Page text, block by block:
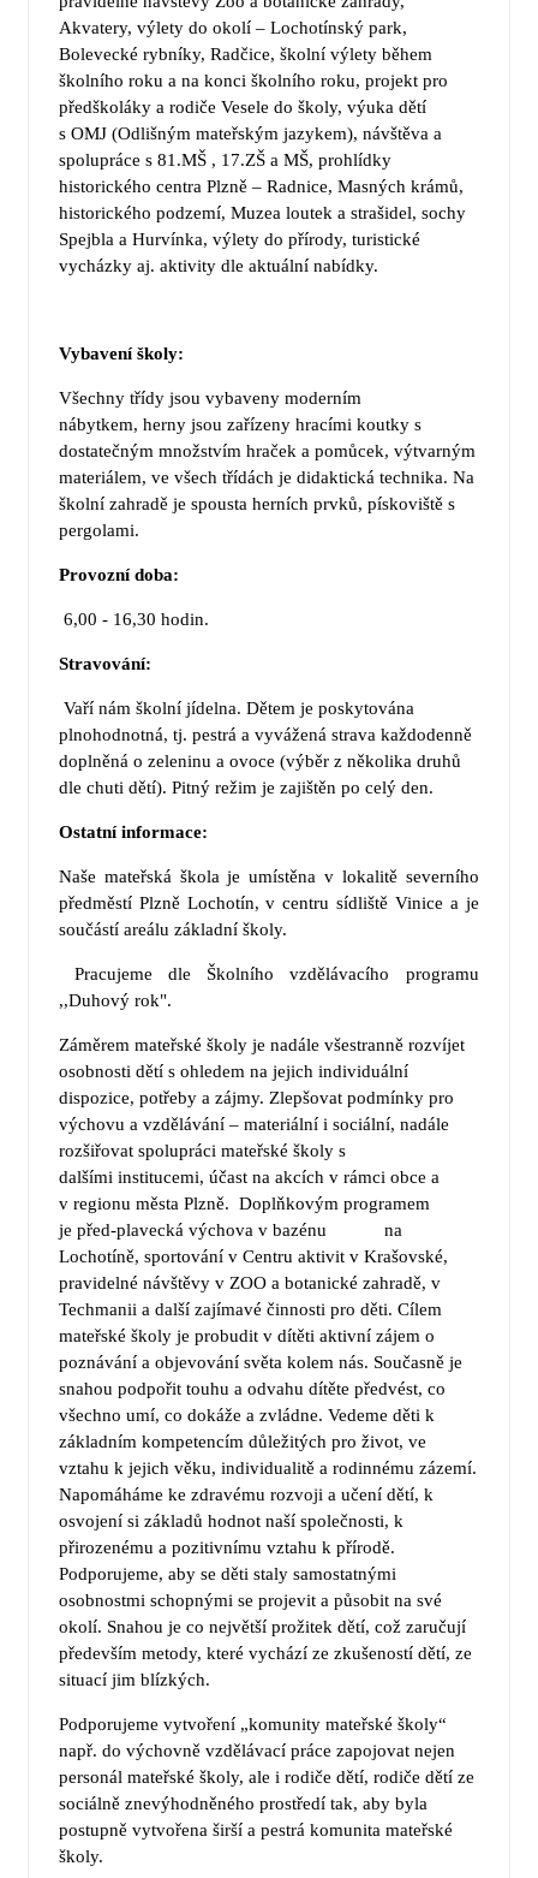
Akvatery, výlety do okolí – Lochotínský park,
Bolevecké rybníky, Radčice, školní výlety během
školního roku a na konci školního roku, projekt pro
předškoláky a rodiče Vesele do školy, výuka dětí
s OMJ (Odlišným mateřským jazykem), návštěva a
spolupráce s 81.MŠ , 17.ZŠ a MŠ, prohlídky
historického centra Plzně – Radnice, Masných krámů,
historického podzemí, Muzea loutek a strašidel, sochy
Spejbla a Hurvínka, výlety do přírody, turistické
vycházky aj. aktivity dle aktuální nabídky.
Vybavení školy:
Všechny třídy jsou vybaveny moderním
nábytkem, herny jsou zařízeny hracími koutky s
dostatečným množstvím hraček a pomůcek, výtvarným
materiálem, ve všech třídách je didaktická technika. Na
školní zahradě je spousta herních prvků, pískoviště s
pergolami.
Provozní doba:
6,00 - 16,30 hodin.
Stravování:
Vaří nám školní jídelna. Dětem je poskytována
plnohodnotná, tj. pestrá a vyvážená strava každodenně
doplněná o zeleninu a ovoce (výběr z několika druhů
dle chuti dětí). Pitný režim je zajištěn po celý den.
Ostatní informace:
Naše mateřská škola je umístěna v lokalitě severního
předměstí Plzně Lochotín, v centru sídliště Vinice a je
součástí areálu základní školy.
Pracujeme dle Školního vzdělávacího programu
,,Duhový rok".
Záměrem mateřské školy je nadále všestranně rozvíjet
osobnosti dětí s ohledem na jejich individuální
dispozice, potřeby a zájmy. Zlepšovat podmínky pro
výchovu a vzdělávání – materiální i sociální, nadále
rozšiřovat spolupráci mateřské školy s
dalšími institucemi, účast na akcích v rámci obce a
v regionu města Plzně. Doplňkovým programem
je před-plavecká výchova v bazénu na
Lochotíně, sportování v Centru aktivit v Krašovské,
pravidelné návštěvy v ZOO a botanické zahradě, v
Techmanii a další zajímavé činnosti pro děti. Cílem
mateřské školy je probudit v dítěti aktivní zájem o
poznávání a objevování světa kolem nás. Současně je
snahou podpořit touhu a odvahu dítěte předvést, co
všechno umí, co dokáže a zvládne. Vedeme děti k
základním kompetencím důležitých pro život, ve
vztahu k jejich věku, individualitě a rodinnému zázemí.
Napomáháme ke zdravému rozvoji a učení dětí, k
osvojení si základů hodnot naší společnosti, k
přirozenému a pozitivnímu vztahu k přírodě.
Podporujeme, aby se děti staly samostatnými
osobnostmi schopnými se projevit a působit na své
okolí. Snahou je co největší prožitek dětí, což zaručují
především metody, které vychází ze zkušeností dětí, ze
situací jim blízkých.
Podporujeme vytvoření „komunity mateřské školy“
např. do výchovně vzdělávací práce zapojovat nejen
personál mateřské školy, ale i rodiče dětí, rodiče dětí ze
sociálně znevýhodněného prostředí tak, aby byla
postupně vytvořena širší a pestrá komunita mateřské
školy.